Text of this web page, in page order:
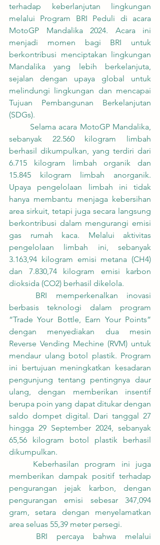
terhadap keberlanjutan lingkungan
melalui Program BRI Peduli di acara
MotoGP Mandalika 2024. Acara ini
menjadi momen bagi BRI untuk
berkontribusi menciptakan lingkungan
Mandalika yang lebih berkelanjuta,
sejalan dengan upaya global untuk
melindungi lingkungan dan mencapai
Tujuan Pembangunan Berkelanjutan
(SDGs).
sebanyak 22.560 kilogram limbah
berhasil dikumpulkan, yang terdiri dari
6.715 kilogram limbah organik dan
15.845 kilogram limbah anorganik.
Upaya pengelolaan limbah ini tidak
hanya membantu menjaga kebersihan
area sirkuit, tetapi juga secara langsung
berkontribusi dalam mengurangi emisi
gas rumah kaca. Melalui aktivitas
pengelolaan limbah ini, sebanyak
3.163,94 kilogram emisi metana (CH4)
dan 7.830,74 kilogram emisi karbon
dioksida (CO2) berhasil dikelola.
berbasis teknologi dalam program
“Trade Your Bottle, Earn Your Points”
dengan menyediakan dua mesin
Reverse Vending Mechine (RVM) untuk
mendaur ulang botol plastik. Program
ini bertujuan meningkatkan kesadaran
pengunjung tentang pentingnya daur
ulang, dengan memberikan insentif
berupa poin yang dapat ditukar dengan
saldo dompet digital. Dari tanggal 27
hingga 29 September 2024, sebanyak
65,56 kilogram botol plastik berhasil
dikumpulkan.
memberikan dampak positif terhadap
pengurangan jejak karbon, dengan
pengurangan emisi sebesar 347,094
gram, setara dengan menyelamatkan
area seluas 55,39 meter persegi.